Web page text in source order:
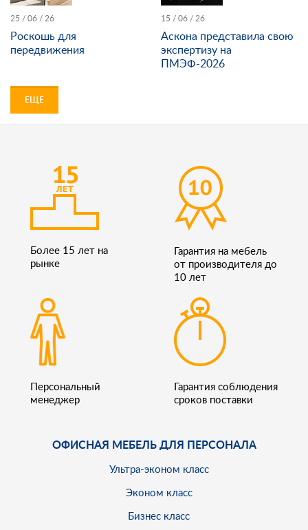
25 / 06 / 26
Роскошь для
передвижения
15 / 06 / 26
Аскона представила свою
экспертизу на
ПМЭФ-2026
ЕЩЕ
Более 15 лет на
рынке
Гарантия на мебель
от производителя до
10 лет
Персональный
менеджер
Гарантия соблюдения
сроков поставки
ОФИСНАЯ МЕБЕЛЬ ДЛЯ ПЕРСОНАЛА
Ультра-эконом класс
Эконом класс
Бизнес класс